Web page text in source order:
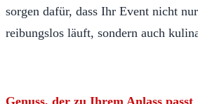
sorgen dafür, dass Ihr Event nicht
reibungslos läuft, sondern auch
Genuss, der zu Ihrem Anlass passt